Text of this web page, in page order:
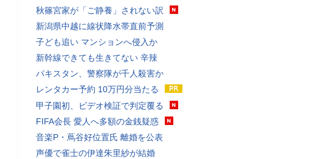
秋篠宮家が「ご静養」されない訳
新潟県中越に線状降水帯直前予測
子ども追い マンションへ侵入か
新幹線できても生きてない 辛辣
パキスタン、警察隊が千人殺害か
レンタカー予約 10万円分当たる
甲子園初、ビデオ検証で判定覆る
FIFA会長 愛人へ多額の金銭疑惑
音楽P・蔦谷好位置氏 離婚を公表
声優で雀士の伊達朱里紗が結婚